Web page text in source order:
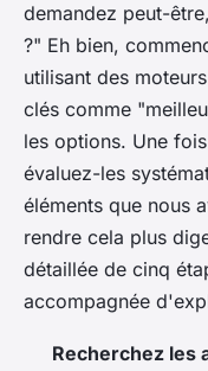
demandez peut-
?" Eh bien,
utilisant des
clés comme
les options. Une
évaluez-les
éléments que nous
rendre cela plus
détaillée de cinq
accompagnée
Recherchez les